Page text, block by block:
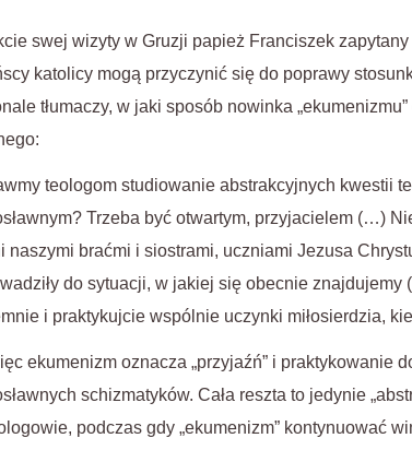
swej wizyty w Gruzji papież Franciszek
katolicy mogą przyczynić się do poprawy
tłumaczy, w jaki sposób nowinka
teologom studiowanie abstrakcyjnych kwestii
Trzeba być otwartym, przyjacielem (…)
naszymi braćmi i siostrami, uczniami Jezusa
do sytuacji, w jakiej się obecnie
i praktykujcie wspólnie uczynki miłosierdzia,
ekumenizm oznacza „przyjaźń” i praktykowanie
schizmatyków. Cała reszta to jedynie
podczas gdy „ekumenizm” kontynuować